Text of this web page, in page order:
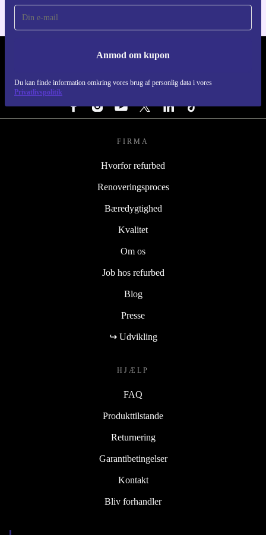
Anmod om kupon
Du kan finde information omkring vores brug af personlig data i vores
Privatlivspolitik
REFURBED DANMARK - RETHINK NEW.
FØLG OS
FIRMA
Hvorfor refurbed
Renoveringsproces
Bæredygtighed
Kvalitet
Om os
Job hos refurbed
Blog
Presse
↪ Udvikling
HJÆLP
FAQ
Produkttilstande
Returnering
Garantibetingelser
Kontakt
Bliv forhandler